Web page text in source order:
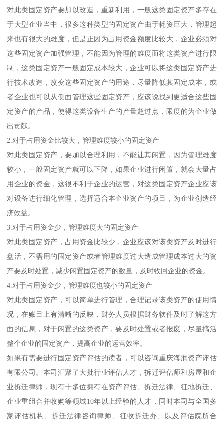
对此类固定资产要加以改造，重新利用，一般这类固定资产多存在
于大型企业当中，很多这种类型的固定资产由于耗资巨大，管理起
来也有很大的难度，但是正因为占用资金额度比较大，企业必须对
这些固定资产加强管理，不能因为管理的难度而将这类资产进行限
制，这类固定资产一般固定成本较大，企业可以将这类固定资产进
行技术改造，改变这些固定资产的用途，尽量降低其固定成本，或
者企业也可以从侧面管理这些固定资产，应该说找到更适合这些固
定资产的产品，使得这类设备生产的产量超过点，限度的为企业做
出贡献。
2.对于占用资金比较大，管理难度较小的固定资产
对此类固定资产，要加以合理利用，不能让其闲置，因为管理难度
较小，一般固定资产就可以下降，如果企业进行闲置，就会大量占
用企业的资金，这很不利于企业的运营，对这类固定资产企业应该
对设备进行细化管理，选择适合本企业资产的项目，为企业创造经
济效益。
3.对于占用资金少，管理难度大的固定资产
对此类固定资产，占用资金比较少，企业应该对该类资产及时进行
盘活，不需用的固定资产或者管理难度过大造成管理成本过大的资
产要及时处置，减少闲置固定资产的数量，及时收回企业的资金。
4.对于占用资金少，管理难度也较小的固定资产
对此类固定资产，可以简单进行管理，合理记录该类资产的使用情
况，在账目上有清晰的反映，财务人员根据财务软件及时了解这方
面的信息，对于闲置的这类资产，要及时处置或者报废，尽量搞活
整个企业的固定资产，提高企业的运营效率。
如果有需要进行固定资产评估的读者，可以咨询重庆海润资产评估
有限公司。本司汇聚了大批行业评估人才，拆迁评估师和房屋和企
业拆迁律师，现有十多位拥有在资产评估、拆迁法律、征地拆迁、
企业重组合并收购等领域10年以上经验的人才，同时本司与全国多
家评估机构、拆迁法律咨询律师、征收拆迁办、以及评估院所合